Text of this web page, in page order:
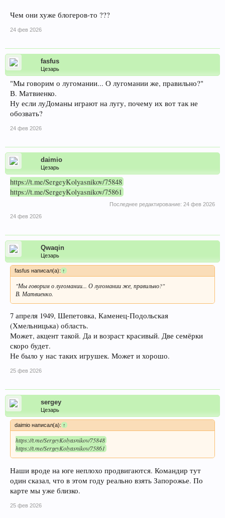
Чем они хуже блогеров-то ???
24 фев 2026
fasfus
Цезарь
"Мы говорим о лугомании... О лугомании же, правильно?"
В. Матвиенко.
Ну если луДоманы играют на лугу, почему их вот так не
обозвать?
24 фев 2026
daimio
Цезарь
https://t.me/SergeyKolyasnikov/75848
https://t.me/SergeyKolyasnikov/75861
Последнее редактирование: 24 фев 2026
24 фев 2026
Qwaqin
Цезарь
fasfus написал(а):↑
"Мы говорим о лугомании... О лугомании же, правильно?"
В. Матвиенко.
7 апреля 1949, Шепетовка, Каменец-Подольская
(Хмельницька) область.
Может, акцент такой. Да и возраст красивый. Две семёрки
скоро будет.
Не было у нас таких игрушек. Может и хорошо.
25 фев 2026
sergey
Цезарь
daimio написал(а): ↑
https://t.me/SergeyKolyasnikov/75848
https://t.me/SergeyKolyasnikov/75861
Наши вроде на юге неплохо продвигаются. Командир тут
один сказал, что в этом году реально взять Запорожье. По
карте мы уже близко.
25 фев 2026